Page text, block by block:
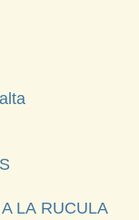
LA RUCULA